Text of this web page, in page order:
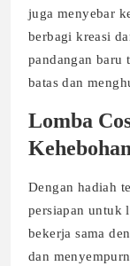
juga menyebar
berbagi kreasi
pandangan baru
batas dan
Lomba
Dengan hadiah
persiapan untuk
bekerja sama
dan